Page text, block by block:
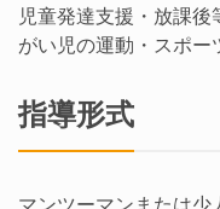
児童発達支援・放課
がい児の運動・スポー
指導形式
マンツーマンまたは少